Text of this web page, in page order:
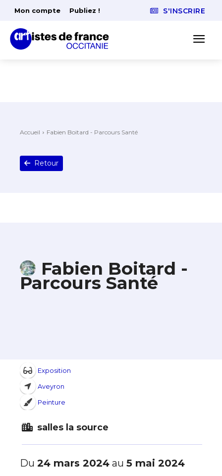
Mon compte Publiez ! S'INSCRIRE
Accueil Fabien Boitard - Parcours Santé
Retour
Fabien Boitard -
Parcours Santé
Exposition
Aveyron
Peinture
salles la source
Du 24 mars 2024 au 5 mai 2024